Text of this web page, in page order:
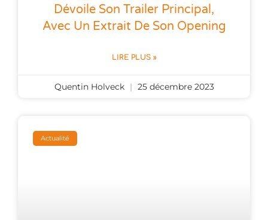
Dévoile Son Trailer Principal,
Avec Un Extrait De Son Opening
LIRE PLUS »
Quentin Holveck 25 décembre 2023
Actualité